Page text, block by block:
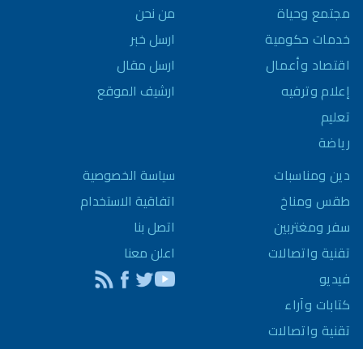
مجتمع وحياة
خدمات حكومية
اقتصاد وأعمال
إعلام وترفيه
تعليم
رياضة
دين ومناسبات
طقس ومناخ
سفر ومغتربين
تقنية واتصالات
فيديو
كتابات وآراء
تقنية واتصالات
من نحن
ارسل خبر
ارسل مقال
ارشيف الموقع
سياسة الخصوصية
اتفاقية الاستخدام
اتصل بنا
اعلن معنا